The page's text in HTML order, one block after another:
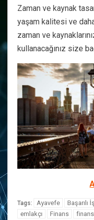
Zaman ve kaynak
yaşam kalitesi ve
zaman ve
kullanacağınız size
Tags: Ayavefe Başarılı
emlakçı
Finans